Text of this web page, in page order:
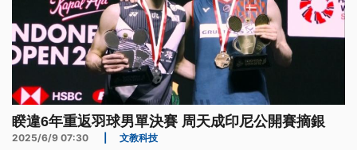
睽違6年重返羽球男單決賽 周天成印尼公開賽摘銀
2025/6/9 07:30 文教科技